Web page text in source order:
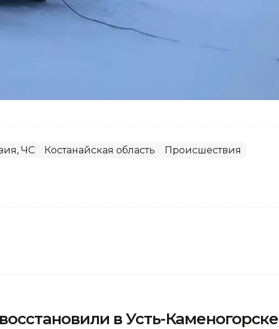
ЧС Костанайская область Происшествия
в Усть-Каменогорске